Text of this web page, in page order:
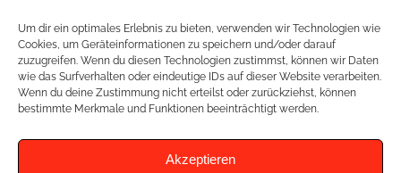
Um dir ein optimales Erlebnis zu bieten, verwenden wir Technologien wie
Cookies, um Geräteinformationen zu speichern und/oder darauf
zuzugreifen. Wenn du diesen Technologien zustimmst, können wir Daten
wie das Surfverhalten oder eindeutige IDs auf dieser Website verarbeiten.
Wenn du deine Zustimmung nicht erteilst oder zurückziehst, können
bestimmte Merkmale und Funktionen beeinträchtigt werden.
Akzeptieren
ARCHIV